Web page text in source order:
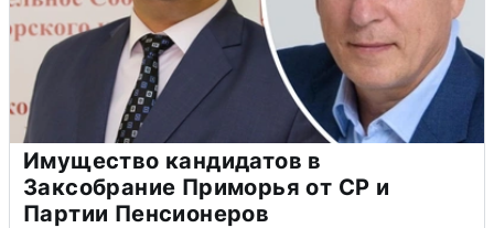
Имущество кандидатов в
Заксобрание Приморья от СР и
Партии Пенсионеров